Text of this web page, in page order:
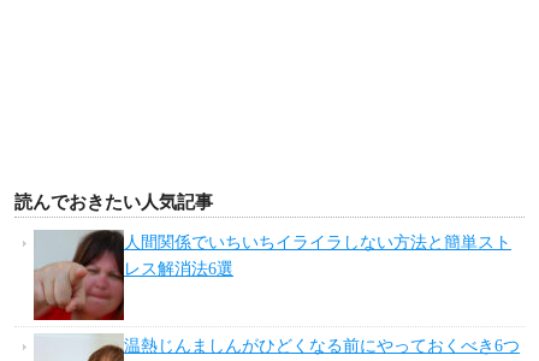
読んでおきたい人気記事
人間関係でいちいちイライラしない方法と簡単スト
レス解消法6選
温熱じんましんがひどくなる前にやっておくべき6つ